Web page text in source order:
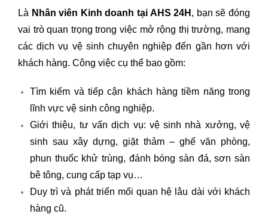
Là Nhân viên Kinh doanh tại AHS 24H , bạn sẽ đóng
vai trò quan trọng trong việc mở rộng thị trường, mang
các dịch vụ vệ sinh chuyên nghiệp đến gần hơn với
khách hàng. Công việc cụ thể bao gồm:
Tìm kiếm và tiếp cận khách hàng tiềm năng trong
lĩnh vực vệ sinh công nghiệp.
Giới thiệu, tư vấn dịch vụ: vệ sinh nhà xưởng, vệ
sinh sau xây dựng, giặt thảm – ghế văn phòng,
phun thuốc khử trùng, đánh bóng sàn đá, sơn sàn
bê tông, cung cấp tạp vụ…
Duy trì và phát triển mối quan hệ lâu dài với khách
hàng cũ.